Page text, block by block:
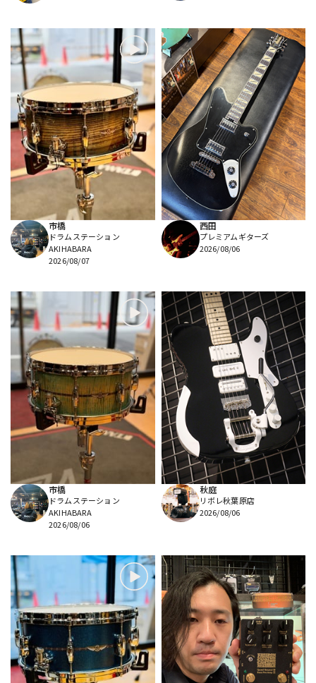
市橋
ドラムステーション
AKIHABARA
2026/08/07
西田
プレミアムギターズ
2026/08/06
市橋
ドラムステーション
AKIHABARA
2026/08/06
秋庭
リボレ秋葉原店
2026/08/06